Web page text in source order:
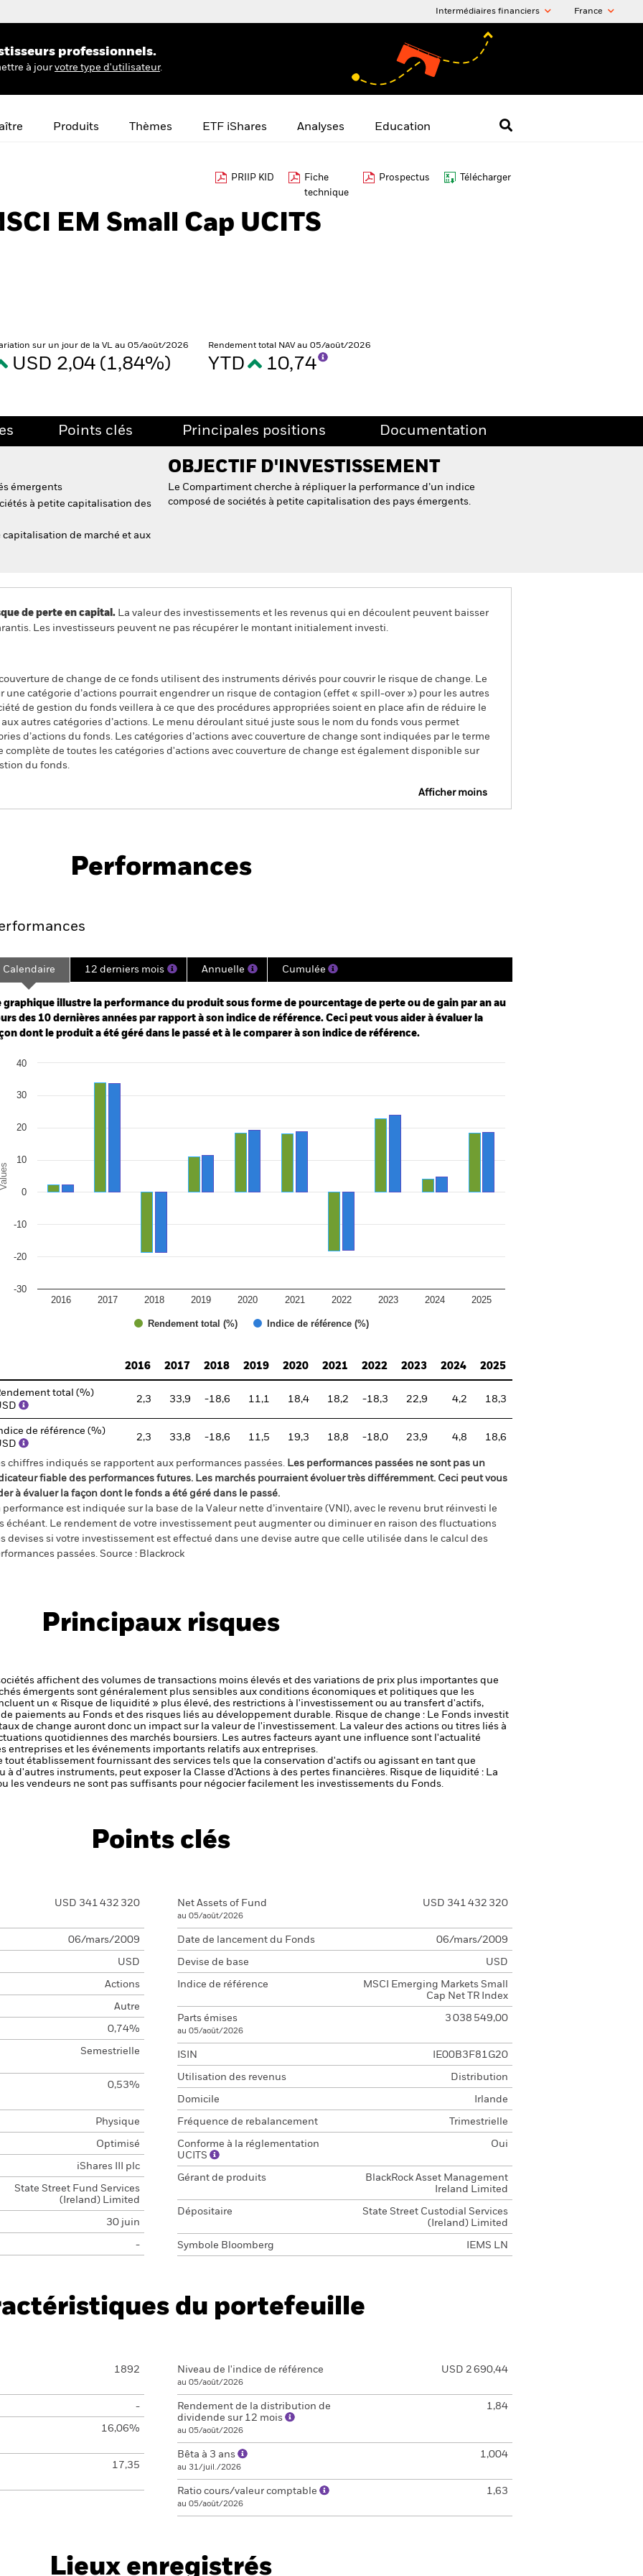
Intermédiaires financiers France
professionnels.
à jour votre type d'utilisateur.
Produits Thèmes ETF iShares Analyses Education
PRIIP KID
Fiche
technique
Prospectus Télécharger
EM Small Cap UCITS
sur un jour de la VL au 05/août/2026
USD 2,04 (1,84%)
Rendement total NAV au 05/août/2026
YTD 10,74
Points clés Principales positions Documentation
émergents
à petite capitalisation des
de marché et aux
OBJECTIF D'INVESTISSEMENT
Le Compartiment cherche à répliquer la performance d’un indice
composé de sociétés à petite capitalisation des pays émergents.
de perte en capital. La valeur des investissements et les revenus qui en découlent peuvent baisser
Les investisseurs peuvent ne pas récupérer le montant initialement investi.
couverture de change de ce fonds utilisent des instruments dérivés pour couvrir le risque de change. Le
une catégorie d’actions pourrait engendrer un risque de contagion (effet « spill-over ») pour les autres
de gestion du fonds veillera à ce que des procédures appropriées soient en place afin de réduire le
autres catégories d’actions. Le menu déroulant situé juste sous le nom du fonds vous permet
d’actions du fonds. Les catégories d’actions avec couverture de change sont indiquées par le terme
de toutes les catégories d'actions avec couverture de change est également disponible sur
du fonds.
Afficher moins
Performances
2009-03-01 00:00:00 to 2026-08-05 00:00:00.
0 to 600.
paiement
2026
Calendaire 12 derniers mois Annuelle Cumulée
graphique illustre la performance du produit sous forme de pourcentage de perte ou de gain par an au
des 10 dernières années par rapport à son indice de référence. Ceci peut vous aider à évaluer la
dont le produit a été géré dans le passé et à le comparer à son indice de référence.
chart with 2 data series.
chart has 1 X axis displaying categories.
chart has 1 Y axis displaying Values. Range: -30 to 40.
Values
Rendement total (%) Indice de référence (%)
2016 2017 2018 2019 2020 2021 2022 2023 2024 2025
-30
-20
-10
0
10
20
30
40
2016
2017 2018 2019 2020 2021 2022 2023 2024 2025
total (%)
2,3 33,9 -18,6 11,1 18,4 18,2 -18,3 22,9 4,2 18,3
de référence (%)
2,3 33,8 -18,6 11,5 19,3 18,8 -18,0 23,9 4,8 18,6
chiffres indiqués se rapportent aux performances passées. Les performances passées ne sont pas un
fiable des performances futures. Les marchés pourraient évoluer très différemment. Ceci peut vous
à évaluer la façon dont le fonds a été géré dans le passé.
performance est indiquée sur la base de la Valeur nette d’inventaire (VNI), avec le revenu brut réinvesti le
échéant. Le rendement de votre investissement peut augmenter ou diminuer en raison des fluctuations
devises si votre investissement est effectué dans une devise autre que celle utilisée dans le calcul des
passées. Source : Blackrock
Principaux risques
affichent des volumes de transactions moins élevés et des variations de prix plus importantes que
émergents sont généralement plus sensibles aux conditions économiques et politiques que les
un « Risque de liquidité » plus élevé, des restrictions à l'investissement ou au transfert d'actifs,
paiements au Fonds et des risques liés au développement durable. Risque de change : Le Fonds investit
de change auront donc un impact sur la valeur de l'investissement. La valeur des actions ou titres liés à
quotidiennes des marchés boursiers. Les autres facteurs ayant une influence sont l'actualité
entreprises et les événements importants relatifs aux entreprises.
tout établissement fournissant des services tels que la conservation d'actifs ou agissant en tant que
d'autres instruments, peut exposer la Classe d’Actions à des pertes financières. Risque de liquidité : La
les vendeurs ne sont pas suffisants pour négocier facilement les investissements du Fonds.
Points clés
USD 341 432 320
06/mars/2009
USD
Actions
Autre
0,74%
Semestrielle
0,53%
Physique
Optimisé
iShares III plc
State Street Fund Services
(Ireland) Limited
30 juin
-
Net Assets of Fund
au 05/août/2026
USD 341 432 320
Date de lancement du Fonds 06/mars/2009
Devise de base USD
Indice de référence
MSCI Emerging Markets Small
Cap Net TR Index
Parts émises
au 05/août/2026
3 038 549,00
ISIN IE00B3F81G20
Utilisation des revenus Distribution
Domicile Irlande
Fréquence de rebalancement Trimestrielle
Conforme à la réglementation
UCITS
Oui
Gérant de produits
BlackRock Asset Management
Ireland Limited
Dépositaire
State Street Custodial Services
(Ireland) Limited
Symbole Bloomberg IEMS LN
du portefeuille
1892
-
16,06%
17,35
Niveau de l'indice de référence
au 05/août/2026
USD 2 690,44
Rendement de la distribution de
dividende sur 12 mois
au 05/août/2026
1,84
Bêta à 3 ans
au 31/juil./2026
1,004
Ratio cours/valeur comptable
au 05/août/2026
1,63
Lieux enregistrés